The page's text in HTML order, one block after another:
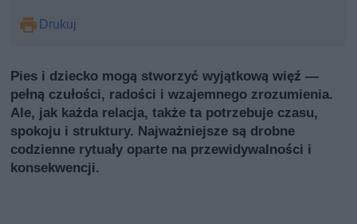
Drukuj
Pies i dziecko mogą stworzyć wyjątkową więź —
pełną czułości, radości i wzajemnego zrozumienia.
Ale, jak każda relacja, także ta potrzebuje czasu,
spokoju i struktury. Najważniejsze są drobne
codzienne rytuały oparte na przewidywalności i
konsekwencji.